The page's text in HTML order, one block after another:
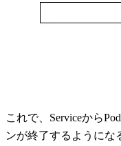
これで、Serviceから
ンが終了するようにな